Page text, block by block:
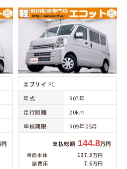
エブリイ PC
年式
R07年
走行距離
20km
車検期限
R09年05月
支払総額 144.8万円
車両本体 137.3万円
諸費用
7.5万円